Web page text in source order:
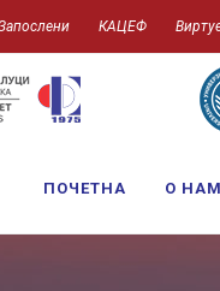
КАЦЕФ
ПОЧЕТНА О